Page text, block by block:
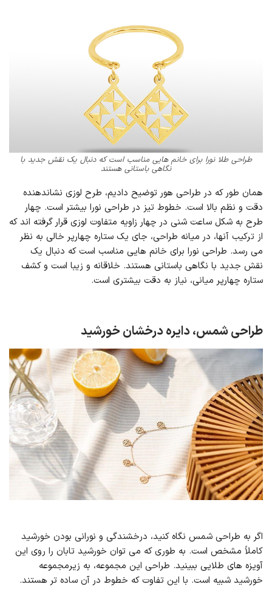
طراحی طلا نورا برای خانم هایی مناسب است که دنبال یک نقش جدید با
نگاهی باستانی هستند
همان طور که در طراحی هور توضیح دادیم، طرح لوزی نشاندهنده
دقت و نظم بالا است. خطوط تیز در طراحی نورا بیشتر است. چهار
طرح به شکل ساعت شنی در چهار زاویه متفاوت لوزی قرار گرفته اند که
از ترکیب آنها، در میانه طراحی، جای یک ستاره چهارپر خالی به نظر
می رسد. طراحی نورا برای خانم هایی مناسب است که دنبال یک
نقش جدید با نگاهی باستانی هستند. خلاقانه و زیبا است و کشف
ستاره چهارپر میانی، نیاز به دقت بیشتری است.
طراحی شمس، دایره درخشان خورشید
اگر به طراحی شمس نگاه کنید، درخشندگی و نورانی بودن خورشید
کاملاً مشخص است. به طوری که می توان خورشید تابان را روی این
آویزه های طلایی ببینید. طراحی این مجموعه، به زیرمجموعه
خورشید شبیه است. با این تفاوت که خطوط در آن ساده تر هستند.